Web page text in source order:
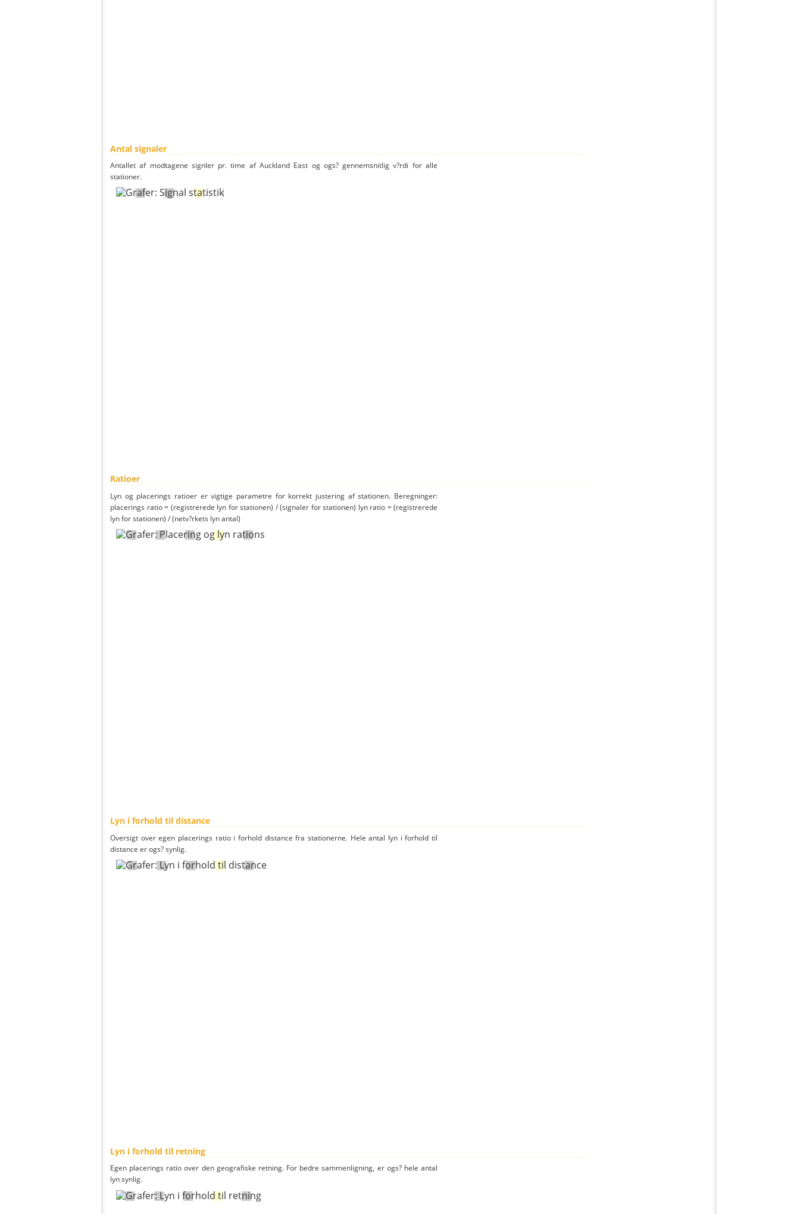
Antal signaler
Antallet af modtagene signler pr. time af Auckland East og ogs? gennemsnitlig v?rdi for alle
stationer.
Ratioer
Lyn og placerings ratioer er vigtige parametre for korrekt justering af stationen. Beregninger:
placerings ratio = (registrerede lyn for stationen) / (signaler for stationen) lyn ratio = (registrerede
lyn for stationen) / (netv?rkets lyn antal)
Lyn i forhold til distance
Oversigt over egen placerings ratio i forhold distance fra stationerne. Hele antal lyn i forhold til
distance er ogs? synlig.
Lyn i forhold til retning
Egen placerings ratio over den geografiske retning. For bedre sammenligning, er ogs? hele antal
lyn synlig.